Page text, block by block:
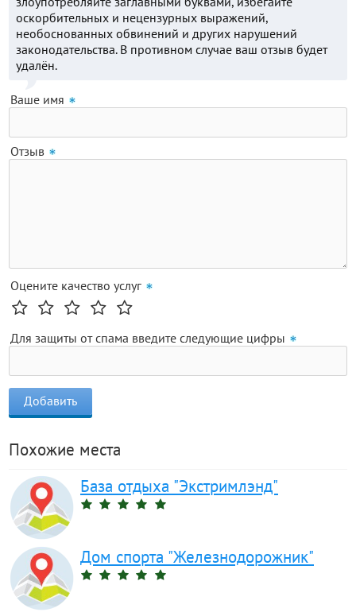
оскорбительных и нецензурных выражений,
необоснованных обвинений и других нарушений
законодательства. В противном случае ваш отзыв будет
удалён.
Ваше имя
Отзыв
Оцените качество услуг
Для защиты от спама введите следующие цифры
Похожие места
База отдыха "Экстримлэнд"
Дом спорта "Железнодорожник"